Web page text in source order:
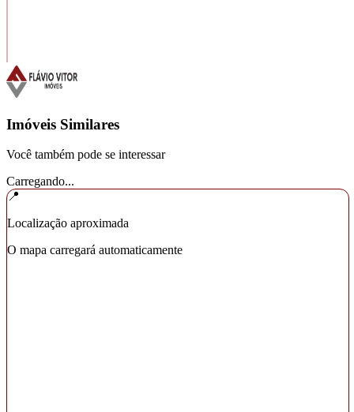
Imóveis Similares
Você também pode se interessar
Carregando...
📍
Localização aproximada
O mapa carregará automaticamente